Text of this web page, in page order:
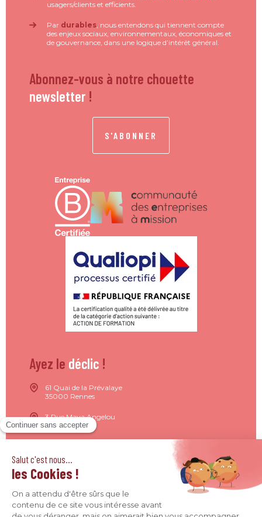
usagers/clients et efficients.
Par durables, nous entendons qui tiennent compte
des enjeux sociaux, environnementaux, économiques et
de gouvernance, dans une logique d’intérêt général.
Abonnez-vous à notre chouette
newsletter !
S'ABONNER
Ayez le déclic !
61 Quai de la Prévalaye
35000 Rennes
3 Rue Maya Angelou
44200 Nantes
4 Quai Jean Moulin
09 71 37 26 34